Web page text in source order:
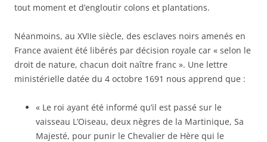
tout moment et d’engloutir colons et plantations.
Néanmoins, au XVIIe siècle, des esclaves noirs amenés en
France avaient été libérés par décision royale car « selon le
droit de nature, chacun doit naître franc ». Une lettre
ministérielle datée du 4 octobre 1691 nous apprend que :
« Le roi ayant été informé qu’il est passé sur le
vaisseau L’Oiseau, deux nègres de la Martinique, Sa
Majesté, pour punir le Chevalier de Hère qui le